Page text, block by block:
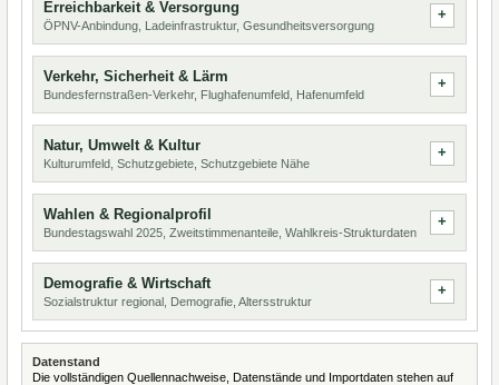
Erreichbarkeit & Versorgung
ÖPNV-Anbindung, Ladeinfrastruktur, Gesundheitsversorgung
Verkehr, Sicherheit & Lärm
Bundesfernstraßen-Verkehr, Flughafenumfeld, Hafenumfeld
Natur, Umwelt & Kultur
Kulturumfeld, Schutzgebiete, Schutzgebiete Nähe
Wahlen & Regionalprofil
Bundestagswahl 2025, Zweitstimmenanteile, Wahlkreis-Strukturdaten
Demografie & Wirtschaft
Sozialstruktur regional, Demografie, Altersstruktur
Datenstand
Die vollständigen Quellennachweise, Datenstände und Importdaten stehen auf